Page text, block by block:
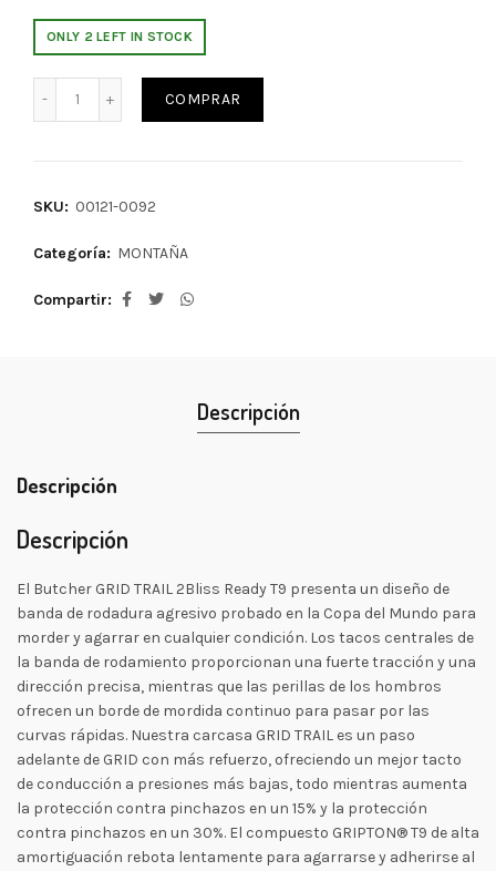
ONLY 2 LEFT IN STOCK
COMPRAR
SKU: 00121-0092
Categoría: MONTAÑA
Compartir
Descripción
Descripción
Descripción
El Butcher GRID TRAIL 2Bliss Ready T9 presenta un diseño de
banda de rodadura agresivo probado en la Copa del Mundo para
morder y agarrar en cualquier condición. Los tacos centrales de
la banda de rodamiento proporcionan una fuerte tracción y una
dirección precisa, mientras que las perillas de los hombros
ofrecen un borde de mordida continuo para pasar por las
curvas rápidas. Nuestra carcasa GRID TRAIL es un paso
adelante de GRID con más refuerzo, ofreciendo un mejor tacto
de conducción a presiones más bajas, todo mientras aumenta
la protección contra pinchazos en un 15% y la protección
contra pinchazos en un 30%. El compuesto GRIPTON® T9 de alta
amortiguación rebota lentamente para agarrarse y adherirse al